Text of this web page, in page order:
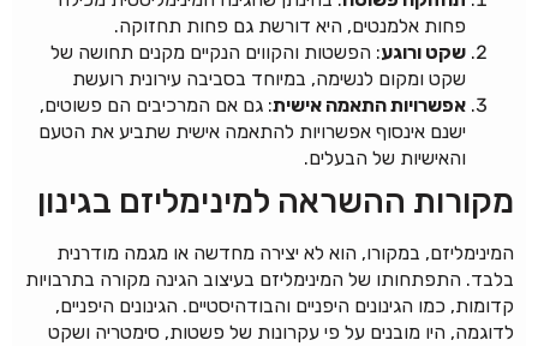
פחות אלמנטים, היא דורשת גם פחות תחזוקה.
שקט ורוגע: הפשטות והקווים הנקיים מקנים תחושה של
שקט ומקום לנשימה, במיוחד בסביבה עירונית רועשת
אפשרויות התאמה אישית: גם אם המרכיבים הם פשוטים,
ישנם אינסוף אפשרויות להתאמה אישית שתביע את הטעם
והאישיות של הבעלים.
מקורות ההשראה למינימליזם בגינון
המינימליזם, במקורו, הוא לא יצירה מחדשה או מגמה מודרנית
בלבד. התפתחותו של המינימליזם בעיצוב הגינה מקורה בתרבויות
קדומות, כמו הגינונים היפניים והבודהיסטיים. הגינונים היפניים,
לדוגמה, היו מובנים על פי עקרונות של פשטות, סימטריה ושקט